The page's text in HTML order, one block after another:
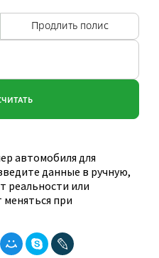
автомобиля для
данные в ручную,
реальности или
при